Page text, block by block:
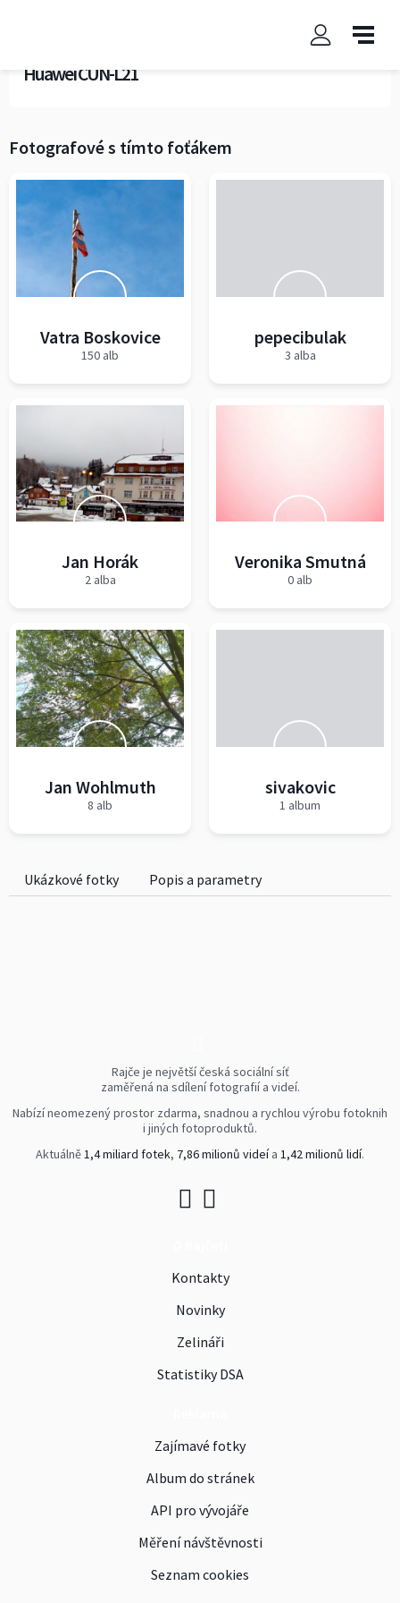
Huawei CUN-L21
Fotografové s tímto foťákem
Vatra Boskovice
150 alb
pepecibulak
3 alba
Jan Horák
2 alba
Veronika Smutná
0 alb
Jan Wohlmuth
8 alb
sivakovic
1 album
Ukázkové fotky Popis a parametry
Rajče je největší česká sociální síť
zaměřená na sdílení fotografií a videí.
Nabízí neomezený prostor zdarma, snadnou a rychlou výrobu fotoknih
i jiných fotoproduktů.
Aktuálně1,4 miliard fotek, 7,86 milionů videía 1,42 milionů lidí.
Kontakty
Novinky
Zelináři
Statistiky DSA
Zajímavé fotky
Album do stránek
API pro vývojáře
Měření návštěvnosti
Seznam cookies